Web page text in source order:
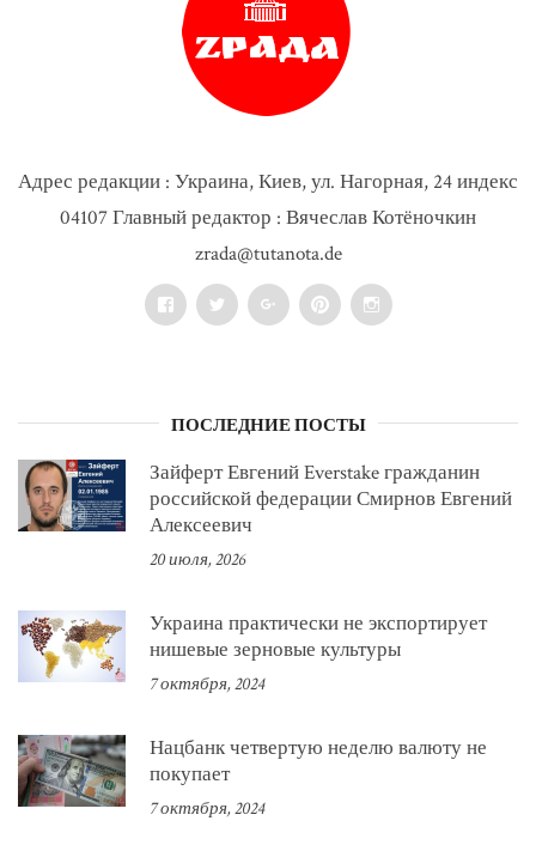
Адрес редакции : Украина, Киев, ул. Нагорная, 24 индекс
04107 Главный редактор : Вячеслав Котёночкин
zrada@tutanota.de
FacebookTwitter Google+PinterestInstagram
ПОСЛЕДНИЕ ПОСТЫ
Зайферт Евгений Everstake гражданин
российской федерации Смирнов Евгений
Алексеевич
20 июля, 2026
Украина практически не экспортирует
нишевые зерновые культуры
7 октября, 2024
Нацбанк четвертую неделю валюту не
покупает
7 октября, 2024